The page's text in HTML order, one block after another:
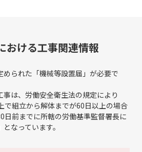
おける工事関連情報
められた「機械等設置届」が必要で
は、労働安全衛生法の規定により
で組立から解体までが60日以上の場合
日前までに所轄の労働基準監督署長に
なっています。